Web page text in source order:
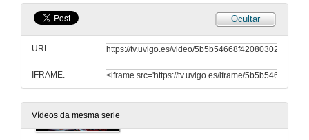
Ocultar
URL:
IFRAME:
Vídeos da mesma serie
10 de maio de 2016
What is the storage capacity of the cloud?